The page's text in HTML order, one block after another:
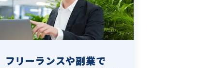
フリーランスや副業で